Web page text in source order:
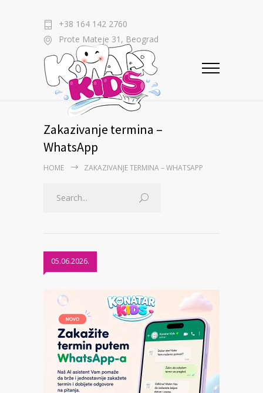
+38 164 142 2760
Prote Mateje 31, Beograd
Zakazivanje termina –
WhatsApp
HOME ZAKAZIVANJE TERMINA – WHATSAPP
05.06.2026.